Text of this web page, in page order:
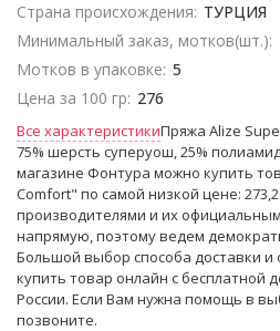
Страна происхождения: ТУРЦИЯ
Минимальный заказ, мотков(шт.):
Мотков в упаковке: 5
Цена за 100 гр: 276
Все характеристикиПряжа Alize
75% шерсть суперуош, 25%
магазине Фонтура можно купить
Comfort" по самой низкой цене:
производителями и их
напрямую, поэтому ведем
Большой выбор способа доставки
купить товар онлайн с бесплатной
России. Если Вам нужна помощь в
позвоните.